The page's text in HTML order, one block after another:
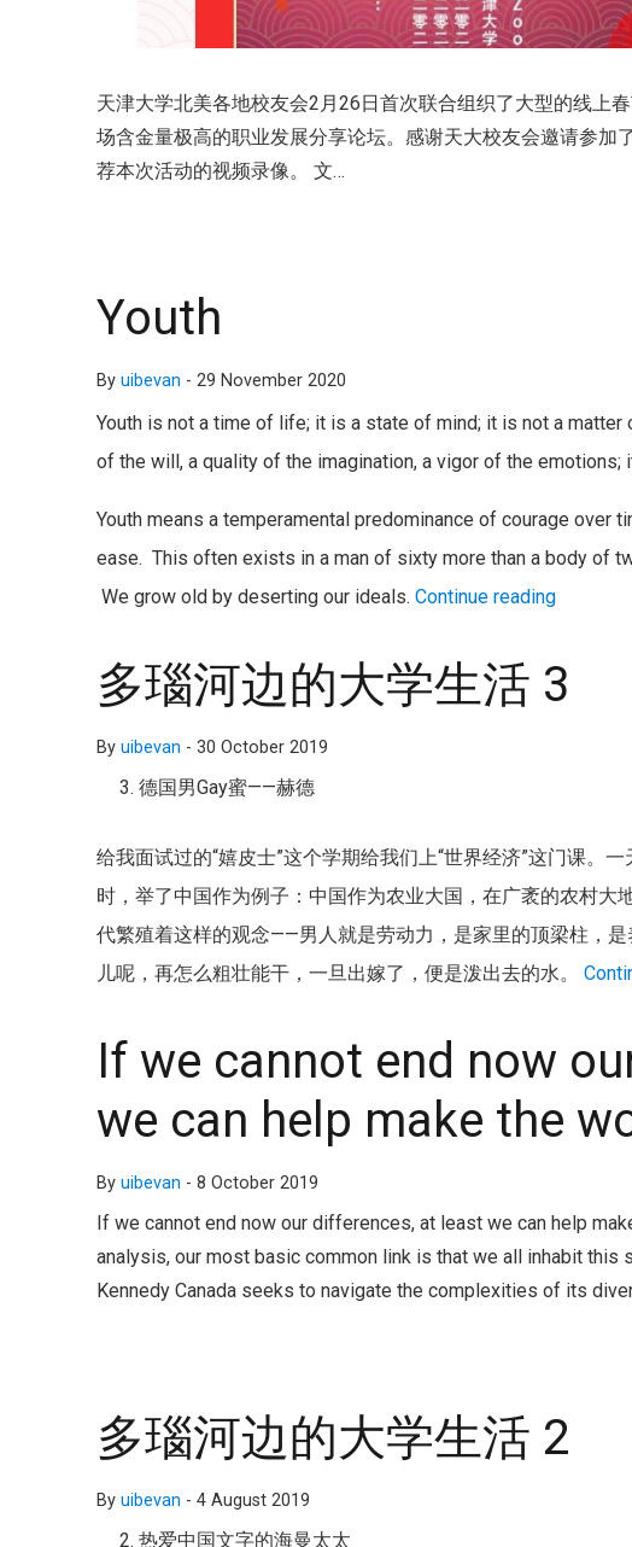
天津大学北美各地校友会2月26日首次联合组织了大型的线上
场含金量极高的职业发展分享论坛。感谢天大校友会邀请参加
荐本次活动的视频录像。 文…
Youth
Byuibevan -29 November 2020
Youth is not a time of life; it is a state of mind; it is not a
of the will, a quality of the imagination, a vigor of the
Youth means a temperamental predominance of courage
ease. This often exists in a man of sixty more than a body of
We grow old by deserting our ideals.Continue reading
多瑙河边的大学生活 3
Byuibevan -30 October 2019
德国男Gay蜜——赫德
给我面试过的“嬉皮士”这个学期给我们上“世界经济”这门课。
时，举了中国作为例子：中国作为农业大国，在广袤的农村
代繁殖着这样的观念——男人就是劳动力，是家里的顶梁柱，
儿呢，再怎么粗壮能干，一旦出嫁了，便是泼出去的水。
If we cannot end now
we can help make the
Byuibevan -8 October 2019
If we cannot end now our differences, at least we can help
analysis, our most basic common link is that we all inhabit this
Kennedy Canada seeks to navigate the complexities of its
多瑙河边的大学生活 2
Byuibevan -4 August 2019
热爱中国文字的海曼太太